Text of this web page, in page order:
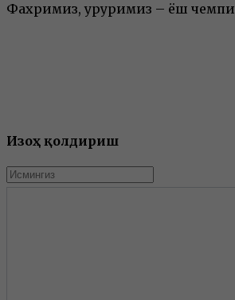
Фахримиз, ғуруримиз – ёш
Изоҳ қолдириш